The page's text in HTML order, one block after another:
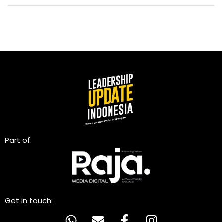
Part of:
Get in touch: